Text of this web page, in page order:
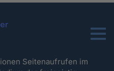
Menu
Seitenaufrufen im